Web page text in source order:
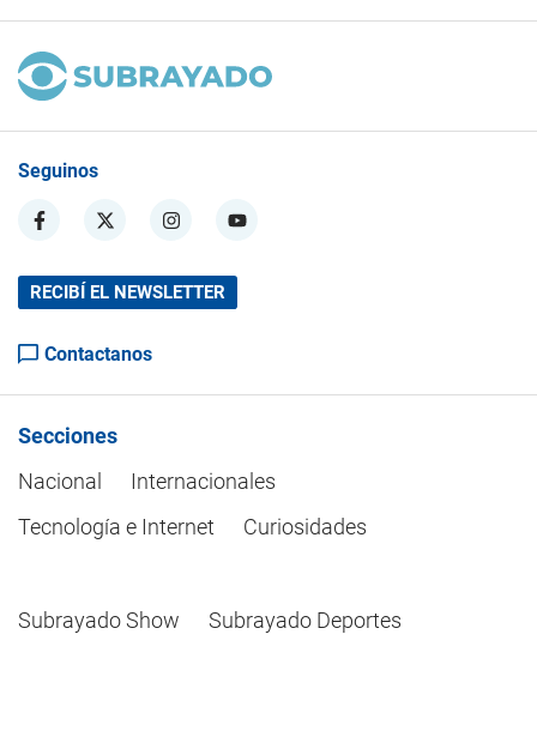
Seguinos
RECIBÍ EL NEWSLETTER
Contactanos
Secciones
Nacional
Internacionales
Tecnología e Internet
Curiosidades
Subrayado Show Subrayado Deportes